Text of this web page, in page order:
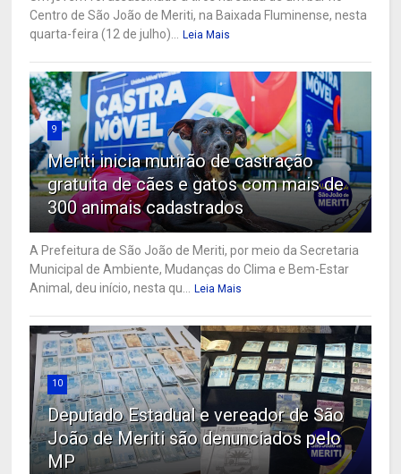
Centro de São João de Meriti, na Baixada Fluminense, nesta
quarta-feira (12 de julho)... Leia Mais
9
Meriti inicia mutirão de castração
gratuita de cães e gatos com mais de
300 animais cadastrados
A Prefeitura de São João de Meriti, por meio da Secretaria
Municipal de Ambiente, Mudanças do Clima e Bem-Estar
Animal, deu início, nesta qu... Leia Mais
10
Deputado Estadual e vereador de São
João de Meriti são denunciados pelo
MP